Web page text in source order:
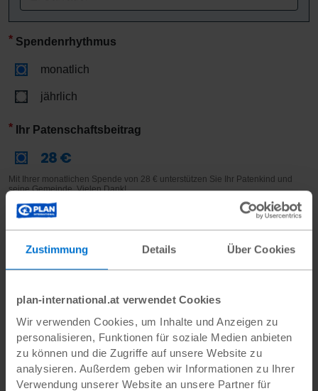
Zustimmung Details Über Cookies
plan-international.at verwendet Cookies
Wir verwenden Cookies, um Inhalte und Anzeigen zu
personalisieren, Funktionen für soziale Medien anbieten
zu können und die Zugriffe auf unsere Website zu
analysieren. Außerdem geben wir Informationen zu Ihrer
Verwendung unserer Website an unsere Partner für
Spendenrhythmus
monatlich
jährlich
Ihr Patenschaftsbeitrag
28 €
Mit Ihrer monatlichen Spende von 28 € unterstützen Sie Ihr Patenkind und
seine Gemeinde. Vielen Dank!
31 €
33 €
eigener Betrag
Mit Ihrer monatlichen Spende von mehr als 28 € fördern Sie zusätzlich
langfristige Projekte zur Mädchenförderung. Vielen Dank!
Mit * markierte Felder sind Pflichtfelder.
Weiter